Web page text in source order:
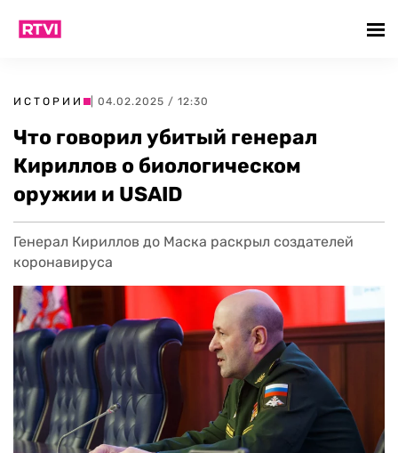
ИСТОРИИ | 04.02.2025 / 12:30
Что говорил убитый генерал
Кириллов о биологическом
оружии и USAID
Генерал Кириллов до Маска раскрыл создателей
коронавируса